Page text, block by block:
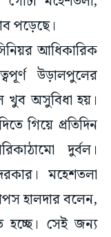
পড়েছে।
আধিকারিক
উড়ালপুলের
খুব অসুবিধা হয়।
গিয়ে প্রতিদিন
দুর্বল।
মহেশতলা
হালদার বলেন,
হচ্ছে। সেই জন্য